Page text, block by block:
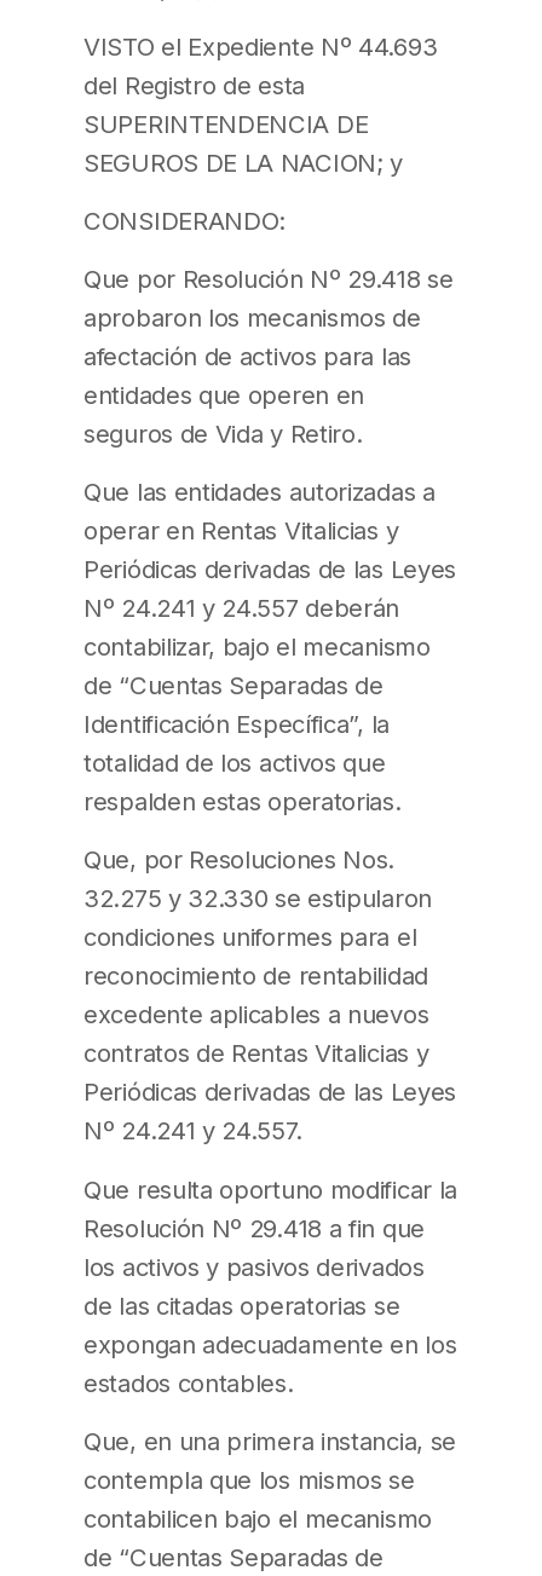
VISTO el Expediente Nº 44.693
del Registro de esta
SUPERINTENDENCIA DE
SEGUROS DE LA NACION; y
CONSIDERANDO:
Que por Resolución Nº 29.418 se
aprobaron los mecanismos de
afectación de activos para las
entidades que operen en
seguros de Vida y Retiro.
Que las entidades autorizadas a
operar en Rentas Vitalicias y
Periódicas derivadas de las Leyes
Nº 24.241 y 24.557 deberán
contabilizar, bajo el mecanismo
de “Cuentas Separadas de
Identificación Específica”, la
totalidad de los activos que
respalden estas operatorias.
Que, por Resoluciones Nos.
32.275 y 32.330 se estipularon
condiciones uniformes para el
reconocimiento de rentabilidad
excedente aplicables a nuevos
contratos de Rentas Vitalicias y
Periódicas derivadas de las Leyes
Nº 24.241 y 24.557.
Que resulta oportuno modificar la
Resolución Nº 29.418 a fin que
los activos y pasivos derivados
de las citadas operatorias se
expongan adecuadamente en los
estados contables.
Que, en una primera instancia, se
contempla que los mismos se
contabilicen bajo el mecanismo
de “Cuentas Separadas de